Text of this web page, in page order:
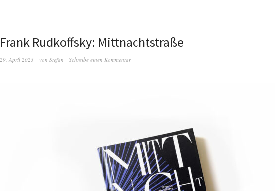
Frank Rudkoffsky: Mittnachtstraße
29. April 2023 von Stefan Schreibe einen Kommentar